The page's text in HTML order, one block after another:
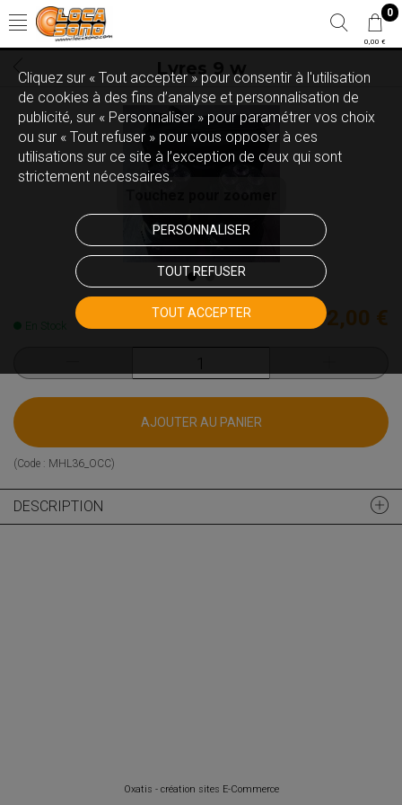
0
0,00 €
Lyres 9 w
En Stock 212,00 €
AJOUTER AU PANIER
(Code : MHL36_OCC)
DESCRIPTION
Cliquez sur « Tout accepter » pour consentir à l'utilisation
de cookies à des fins d’analyse et personnalisation de
publicité, sur « Personnaliser » pour paramétrer vos choix
ou sur « Tout refuser » pour vous opposer à ces
utilisations sur ce site à l’exception de ceux qui sont
strictement nécessaires.
PERSONNALISER
TOUT REFUSER
TOUT ACCEPTER
Oxatis - création sites E-Commerce